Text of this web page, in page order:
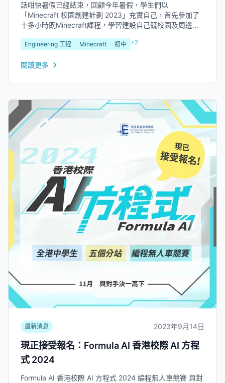
話咁快暑假已經結束，回顧今年暑假，學生們以
「Minecraft 校園創建計劃 2023」充實自己，首先參加了
十多小時既Minecraft課程，學習建設自己既校園及周邊設
之成果發佈會作結。來到賽事的第三年，「Minecraft 校園
Engineering 工程 Minecraft 初中 +2
閱讀更多
最新消息 2023年9月14日
現正接受報名：Formula AI 香港校際 AI 方程
式 2024
Formula AI 香港校際 AI 方程式 2024 編程無人車競賽 與對